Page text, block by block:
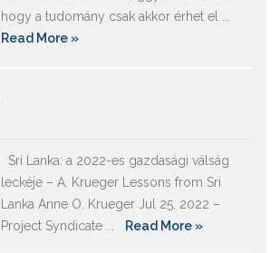
hogy a tudomány csak akkor érhet el ...
Read More »
Srí Lanka: a 2022-es gazdasági válság
leckéje – A. Krueger Lessons from Sri
Lanka Anne O. Krueger Jul 25, 2022 –
Project Syndicate ...
Read More »